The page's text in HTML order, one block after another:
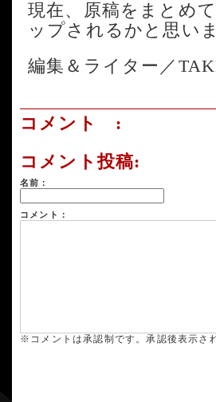
現在、原稿をまとめ
ップされるかと思い
編集＆ライター／
コメント :
コメント投稿:
名前：
コメント：
※コメントは承認制です。承認後表示さ